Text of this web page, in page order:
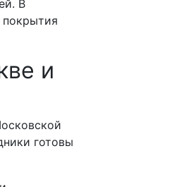
В
покрытия
и
готовы